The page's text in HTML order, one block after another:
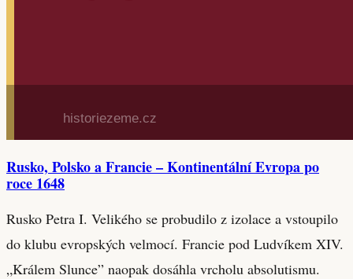
Rusko, Polsko a Francie – Kontinentální Evropa po
roce 1648
Rusko Petra I. Velikého se probudilo z izolace a vstoupilo
do klubu evropských velmocí. Francie pod Ludvíkem XIV.
„Králem Slunce” naopak dosáhla vrcholu absolutismu.